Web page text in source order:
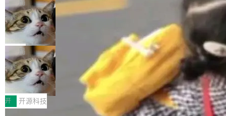
施软件，很可能都在用它。而过去十年，维护它
的人一直在用业余...
i> <li>现在，助手可以直接使用 Exa 的网络搜索
结果回答问题，而无需将问题转交给搜索引擎。
（<a href="https://bugzilla.mozilla.org/show_
bug.cgi?id=204...
ent 计算。真正适合的，是 Isolate。 Cloudflare
工程师在这件事上没什么可谦虚的——他们用 W
orkers 跑了十年 Isolate。用 CEO Matthew Pri
nce 的话说：「我们一生都在用 Isolate 运行代
码，而 AI Agent 不需要容器，它们需要的是 Iso
late。」 容器为什么不合适 容器的问题在于启动
和销毁都太重了。一个 Agent 要执行的任务可能
只需要几毫秒的 CPU 时间，但容器从冷启动到
就绪要花数秒。如果未来有十...
局
OpenAI 公开邮件和聊天记录回应苹果
诉讼，称“Apple is getting this wron
g”
上个月，苹果一纸诉状把 OpenAI 告上法庭，指
控其挖角苹果前员工并窃取商业秘密。苹果的诉
状把 OpenAI 描述成一个系统性地从前东家挖
人、套取机密信息的对手。 OpenAI 没发律师
函，也没选择庭外沉默。它在官网贴了一篇博
文，标题只有六个字：Apple is getting this wro
ng。 然后，它把邮件往来和 iMessage 聊天记
局
HUAWEI MatePad Edge上架WorkBu
ddy鸿蒙PC版，说话就能干活的AI办公
搭子
全能AI工作台WorkBuddy鸿蒙PC版上架HUAWE
I MatePad Edge应用市场，直接下载即可使
用，与鸿蒙电脑上的体验一致。值得一提的是，
开 开源科技